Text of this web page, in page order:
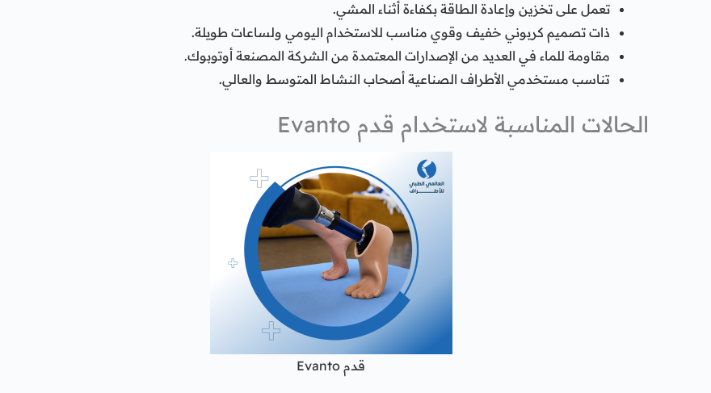
تعمل على تخزين وإعادة الطاقة بكفاءة أثناء المشي.
ذات تصميم كربوني خفيف وقوي مناسب للاستخدام اليومي ولساعات طويلة.
مقاومة للماء في العديد من الإصدارات المعتمدة من الشركة المصنعة أوتوبوك.
تناسب مستخدمي الأطراف الصناعية أصحاب النشاط المتوسط والعالي.
الحالات المناسبة لاستخدام قدم Evanto
قدم Evanto